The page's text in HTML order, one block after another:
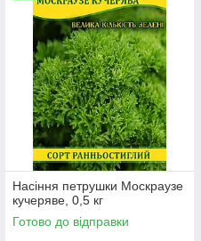
Насіння петрушки Москраузе
кучеряве, 0,5 кг
Готово до відправки